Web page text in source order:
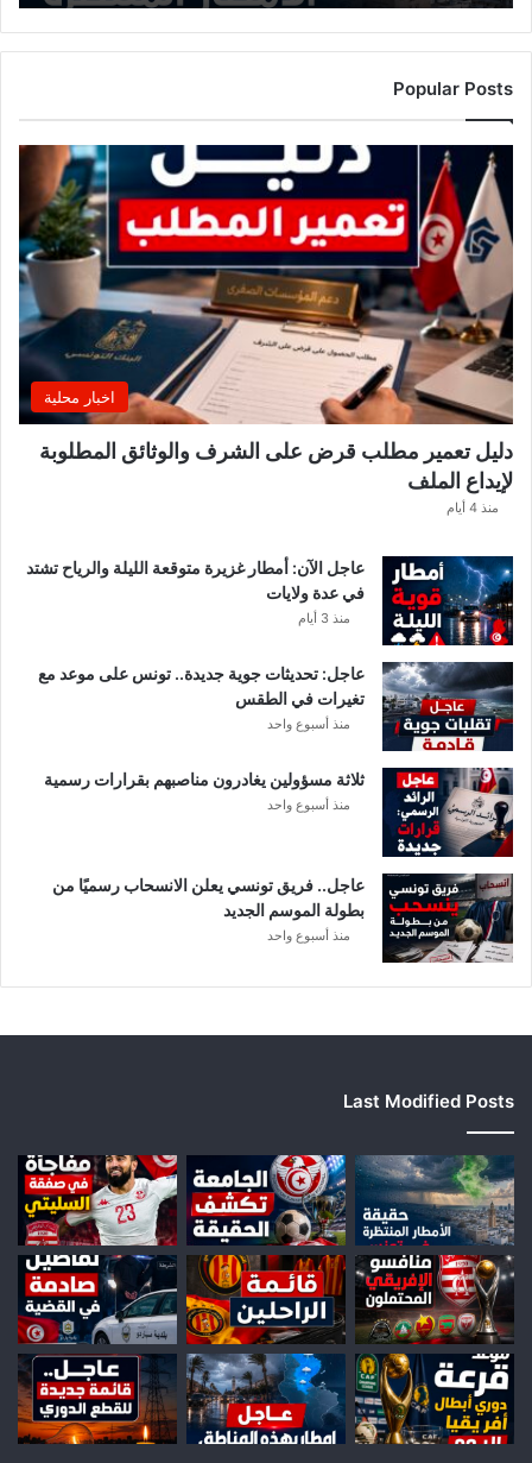
Popular Posts
اخبار محلية
دليل تعمير مطلب قرض على الشرف والوثائق المطلوبة
لإيداع الملف
منذ 4 أيام
عاجل الآن: أمطار غزيرة متوقعة الليلة والرياح تشتد
في عدة ولايات
منذ 3 أيام
عاجل: تحديثات جوية جديدة.. تونس على موعد مع
تغيرات في الطقس
منذ أسبوع واحد
ثلاثة مسؤولين يغادرون مناصبهم بقرارات رسمية
منذ أسبوع واحد
عاجل.. فريق تونسي يعلن الانسحاب رسميًا من
بطولة الموسم الجديد
منذ أسبوع واحد
Last Modified Posts